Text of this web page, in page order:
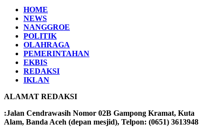
HOME
NEWS
NANGGROE
POLITIK
OLAHRAGA
PEMERINTAHAN
EKBIS
REDAKSI
IKLAN
ALAMAT REDAKSI
:Jalan Cendrawasih Nomor 02B Gampong Kramat, Kuta
Alam, Banda Aceh (depan mesjid), Telpon: (0651) 3613948